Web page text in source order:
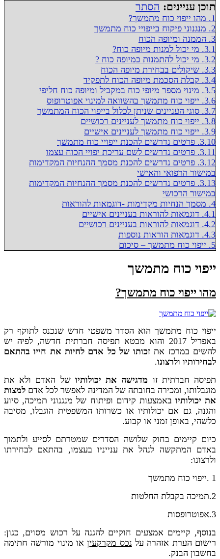
Telegram
תוכן עניינים: הסתר
1. מהו ייפוי כוח מתמשך?
2. מנגנוני פיקוח בייפויי כוח מתמשך
3. הממנה ומיופה הכוח
3.1. מי יכול למנות מיופה כוח?
3.2. מי יכול להתמנות כמיופה כוח ?
3.3. שיקולים בבחירת מיופה הכוח
3.4. קבלת הסכמת מיופה הכוח לתפקיד
3.5. מינוי מספר מיופי כוח במקביל ומיופה כוח חליפי
3.6. ייפוי כוח מתמשך בהשוואה למינוי אפוטרופוס
3.7. סוגי העניינים שניתן לכלול בייפוי הכוח המתמשך
3.8. ייפוי כוח מתמשך לעניינים רכושיים
3.9. ייפוי כוח מתמשך לעניינים אישיים
3.10. פרטים נדרשים להכנת ייפויי כוח מתמשך
3.11. פרטים נדרשים לשם עריכת יפויי הכוח עצמו
3.12. פרטים נדרשים להכנת מסמך ההנחיות המקדימות
במישור הרפואי והאישי
3.13. פרטים נדרשים להכנת מסמך ההנחיות המקדימות
במישור הרכושי
4. מסמך הנחיות מקדימות -דוגמאות להוראות
4.1. דוגמאות להוראות בעניינים אישיים
4.2. דוגמאות להוראות בעניינים רכושיים
4.3. דוגמאות הוראות נוספות
5. ייפוי כוח מתמשך – סיכום
ייפוי כוח מתמשך
מהו ייפוי כוח מתמשך?
ייפוי כוח מתמשך הוא הסדר משפטי חדש שנכנס לתוקף רק
באפריל 2017 והוא מבטא תפיסה חברתית חדשה, לפיה יש
להשים במרכז את זכותו של כל אדם לחיות את חייו בהתאם
לבחירותיו ולרצונו.
תפיסה חברתית זו מדגישה את יכולותיושל האדם ולא את
מוגבלותו, ומכירה בחובתה של המדינה לאפשר לכל אדם למצות
את יכולותיו באמצעות קידום ופיתוח של מנגנוני תמיכה, סיוע
והגנה, גם אם יכולותיו או כשרותו המשפטית הוגבלו, מסיבה
כלשהי, באופן זמני או קבוע.
כיום קיימים בחוק שלושה הסדרים שמטרתם לסייע ולתמוך
באדם המתקשה לנהל את ענייניו בעצמו, בהתאם לבחירתו
ולרצונו:
1 .ייפוי כוח מתמשך
2.תמיכה בקבלת החלטות
3.אפוטרופסות
בנוסף, קיימים אמצעים חוקיים להגנה על רכוש מסוים, כגון:
רישום הערת אזהרה על נכס מקרקעין או מינוי מורשה חתימה
בחשבון הבנק.